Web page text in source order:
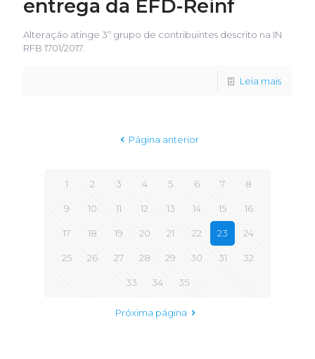
entrega da EFD-Reinf
Alteração atinge 3º grupo de contribuintes descrito na IN
RFB 1701/2017.
Leia mais
Página anterior
1 2 3 4 5 6 7 8
9 10 11 12 13 14 15 16
17 18 19 20 21 22 23 24
25 26 27 28 29 30 31 32
33 34 35
Próxima página